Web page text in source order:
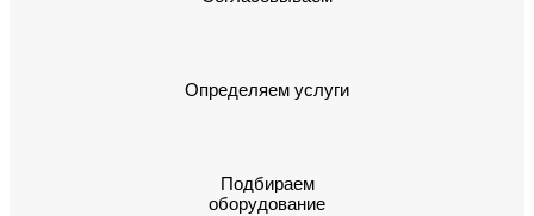
Определяем услуги
Подбираем
оборудование